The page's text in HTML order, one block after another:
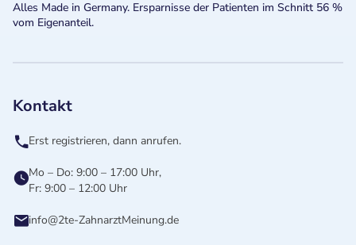
Alles Made in Germany. Ersparnisse der Patienten im Schnitt 56 %
vom Eigenanteil.
Kontakt
Erst registrieren, dann anrufen.
Mo – Do: 9:00 – 17:00 Uhr,
Fr: 9:00 – 12:00 Uhr
info@2te-ZahnarztMeinung.de